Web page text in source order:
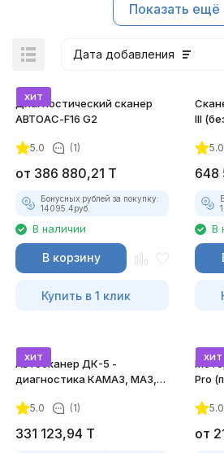
Показать ещё
Дата добавления
хит
Диагностический сканер
АВТОАС-F16 G2
5.0 (1)
от 386 880,21 T
Бонусных рублей за покупку:
14095.4руб.
В наличии
В корзину
Купить в 1 клик
III
5.0
648
В
хит
Автосканер ДК-5 -
диагностика КАМАЗ, МАЗ,
5.0 (1)
331 123,94 T
хит
Pro
5.0
от